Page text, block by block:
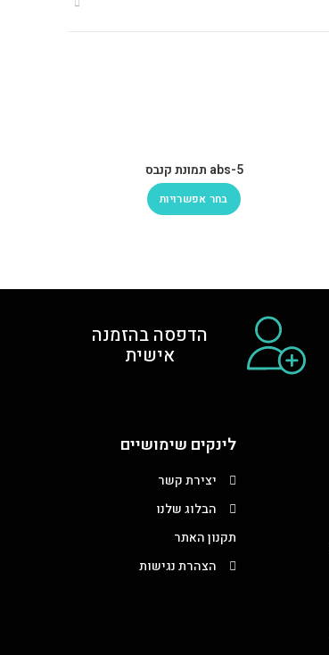
abs-5 תמונת קנבס
בחר אפשרויות
הדפסה בהזמנה
אישית
לינקים שימושיים
יצירת קשר
הבלוג שלנו
תקנון האתר
הצהרת נגישות